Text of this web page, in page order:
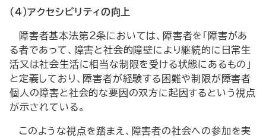
（４）アクセシビリティの向上
障害者基本法第２条においては、障害者を「障害があ
る者であって、障害と社会的障壁により継続的に日常生
活又は社会生活に相当な制限を受ける状態にあるもの」
と定義しており、障害者が経験する困難や制限が障害者
個人の障害と社会的な要因の双方に起因するという視点
が示されている。
このような視点を踏まえ、障害者の社会への参加を実